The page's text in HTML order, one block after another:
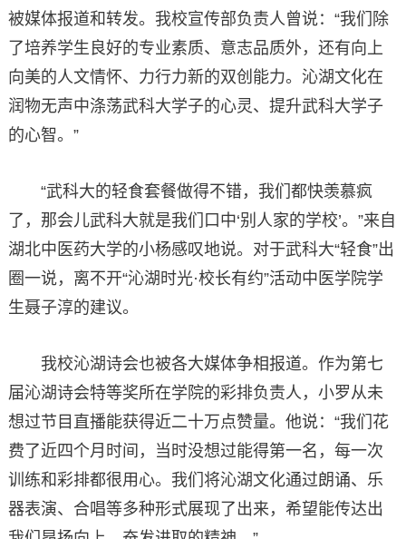
被媒体报道和转发。我校宣传部负责人曾说：“我们除
了培养学生良好的专业素质、意志品质外，还有向上
向美的人文情怀、力行力新的双创能力。沁湖文化在
润物无声中涤荡武科大学子的心灵、提升武科大学子
的心智。”
“武科大的轻食套餐做得不错，我们都快羡慕疯
了，那会儿武科大就是我们口中‘别人家的学校’。”来自
湖北中医药大学的小杨感叹地说。对于武科大“轻食”出
圈一说，离不开“沁湖时光·校长有约”活动中医学院学
生聂子淳的建议。
我校沁湖诗会也被各大媒体争相报道。作为第七
届沁湖诗会特等奖所在学院的彩排负责人，小罗从未
想过节目直播能获得近二十万点赞量。他说：“我们花
费了近四个月时间，当时没想过能得第一名，每一次
训练和彩排都很用心。我们将沁湖文化通过朗诵、乐
器表演、合唱等多种形式展现了出来，希望能传达出